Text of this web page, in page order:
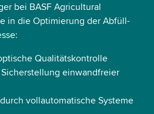
bei BASF Agricultural
in die Optimierung der Abfüll-
Qualitätskontrolle
einwandfreier
vollautomatische Systeme